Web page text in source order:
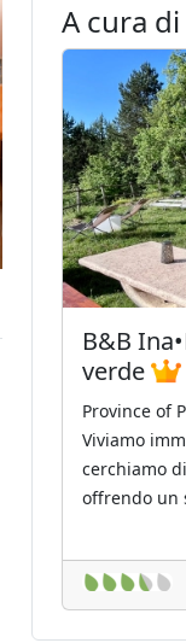
A cura di
B&B
verde
Province of
Viviamo
cerchiamo
offrendo un